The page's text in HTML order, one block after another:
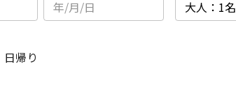
日帰り